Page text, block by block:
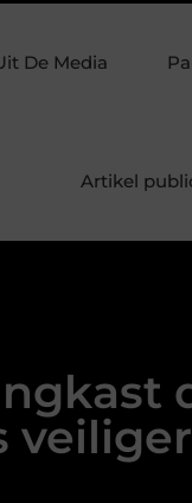
De Media
Artikel